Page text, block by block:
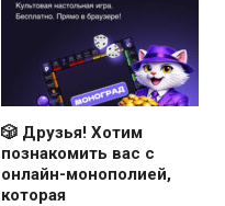
🎲 Друзья! Хотим
познакомить вас с
онлайн-монополией,
которая